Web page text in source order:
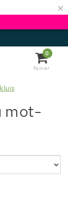
×
0
Panier
mot-